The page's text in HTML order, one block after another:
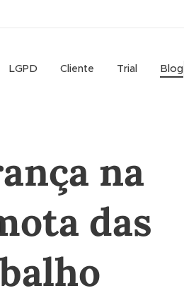
LGPD Cliente Trial Blog
na
das